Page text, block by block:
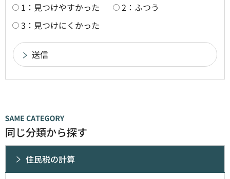
1：見つけやすかった
2：ふつう
3：見つけにくかった
同じ分類から探す
住民税の計算